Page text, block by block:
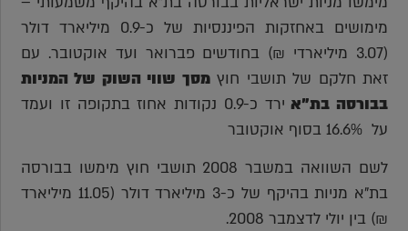
מימושים באחזקות הפיננסיות של כ-0.9 מיליארד דולר
(3.07 מיליארדי ₪) בחודשים פברואר ועד אוקטובר. עם
זאת חלקם של תושבי חוץמסך שווי השוק של המניות
בבורסה בת"א
ירד כ-0.9 נקודות אחוז בתקופה זו ועמד
על 16.6% בסוף אוקטובר
לשם השוואה במשבר 2008 תושבי חוץ מימשו בבורסה
בת"א מניות בהיקף של כ-3 מיליארד דולר (11.05 מיליארד
₪) בין יולי לדצמבר 2008.